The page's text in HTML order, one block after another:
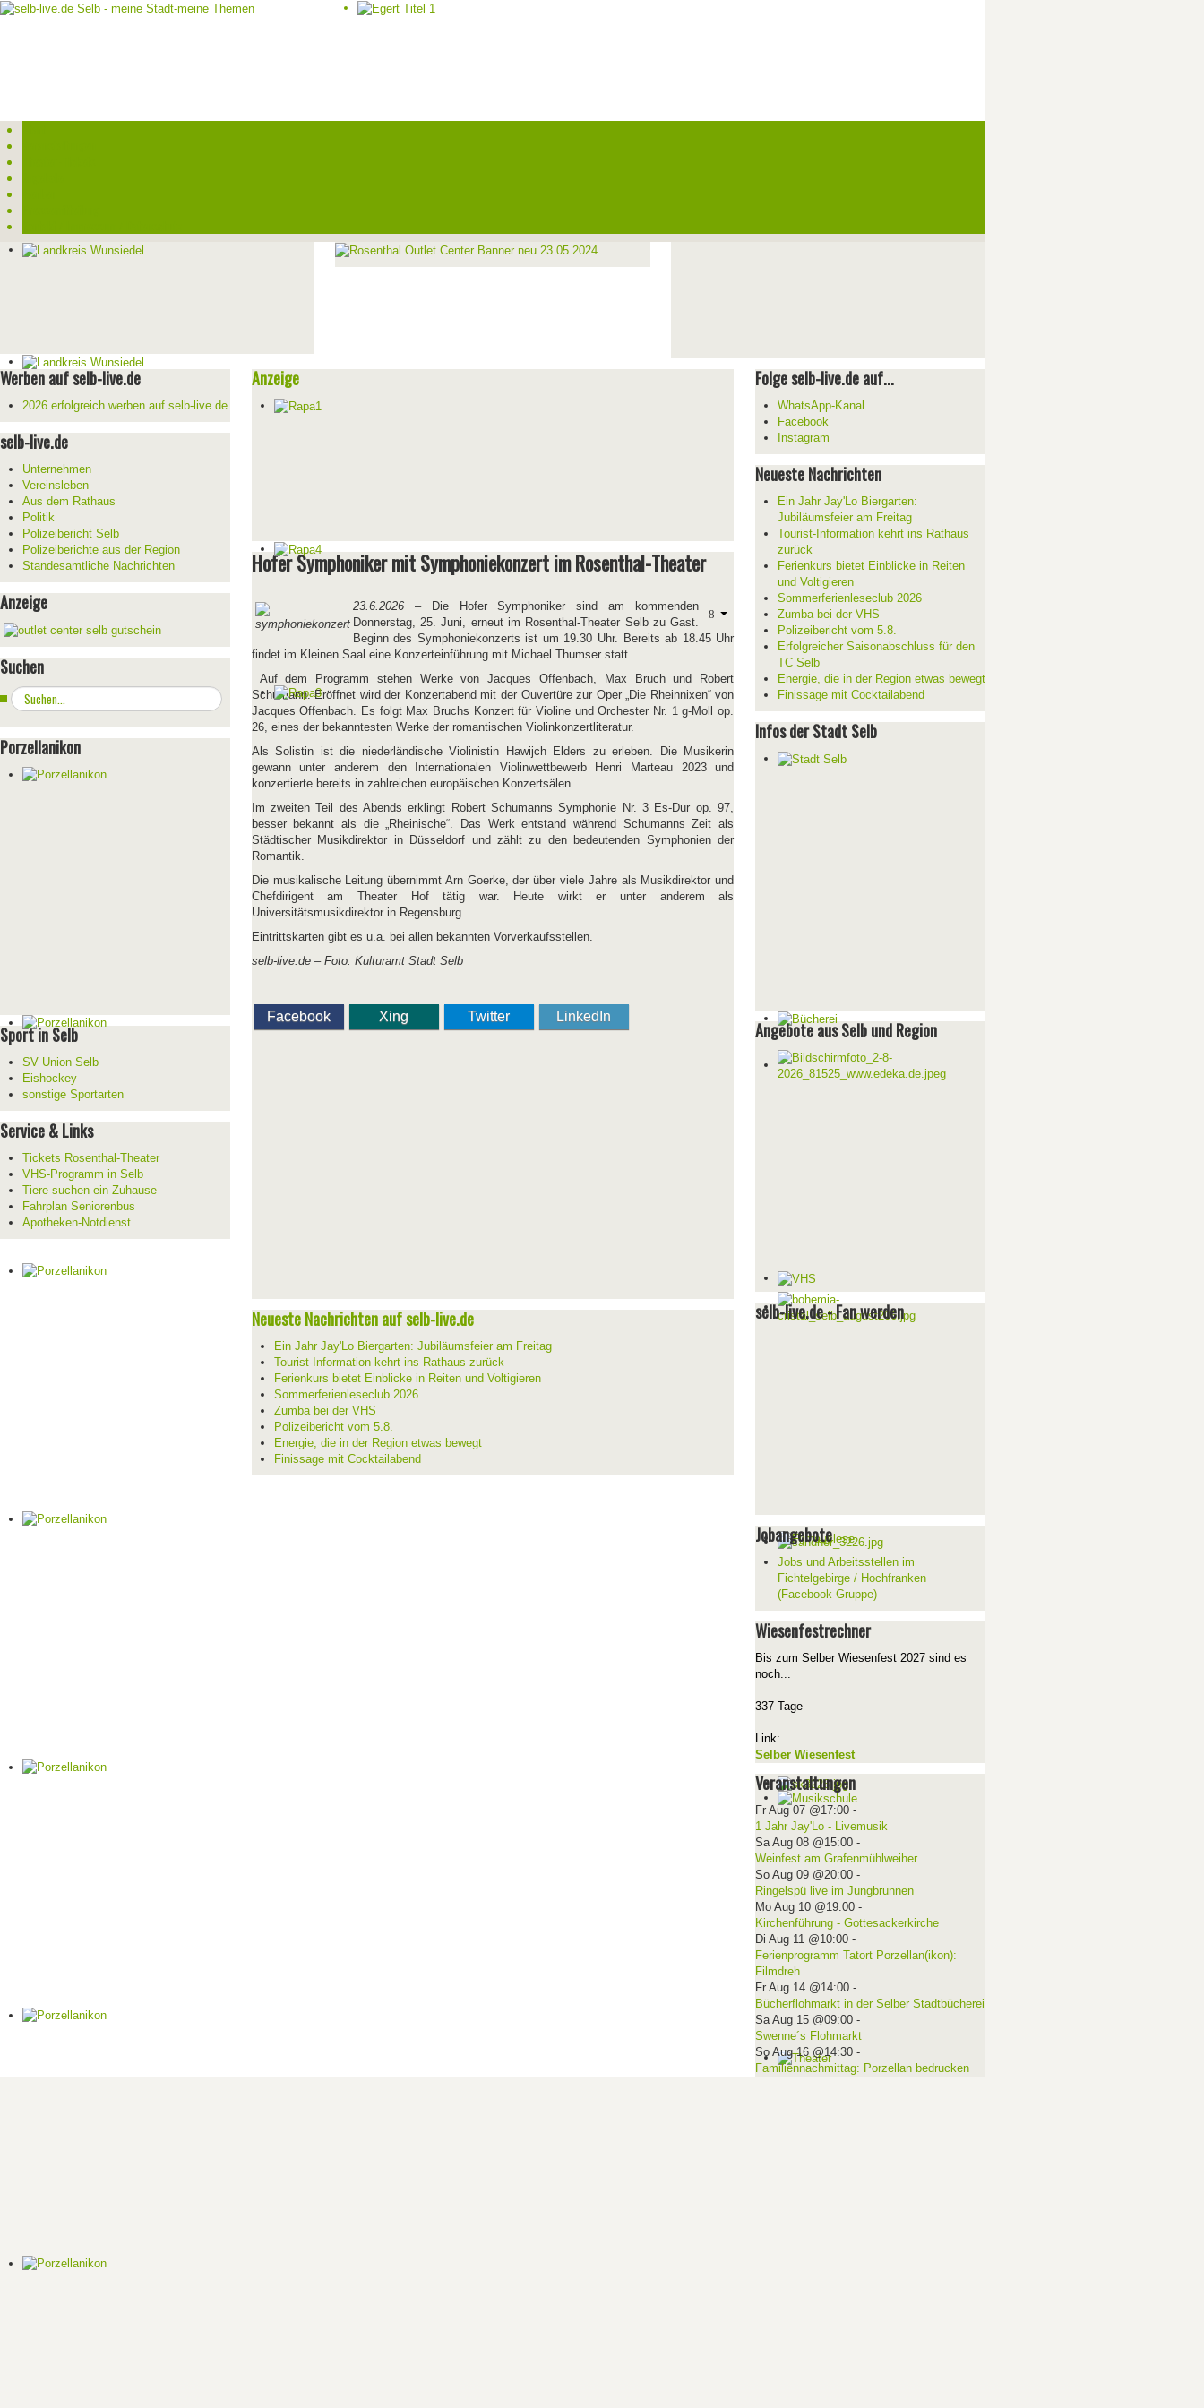
Werben auf selb-live.de
2026 erfolgreich werben auf selb-live.de
selb-live.de
Unternehmen
Vereinsleben
Aus dem Rathaus
Politik
Polizeibericht Selb
Polizeiberichte aus der Region
Standesamtliche Nachrichten
Anzeige
Suchen
Suchen
...
Porzellanikon
Sport in Selb
SV Union Selb
Eishockey
sonstige Sportarten
Service & Links
Tickets Rosenthal-Theater
VHS-Programm in Selb
Tiere suchen ein Zuhause
Fahrplan Seniorenbus
Apotheken-Notdienst
Anzeige
Hofer Symphoniker mit Symphoniekonzert im Rosenthal-Theater
23.6.2026– Die Hofer Symphoniker sind am kommenden
Donnerstag, 25. Juni, erneut im Rosenthal-Theater Selb zu Gast.
Beginn des Symphoniekonzerts ist um 19.30 Uhr. Bereits ab 18.45 Uhr
findet im Kleinen Saal eine Konzerteinführung mit Michael Thumser statt.
Auf dem Programm stehen Werke von Jacques Offenbach, Max Bruch und Robert
Schumann. Eröffnet wird der Konzertabend mit der Ouvertüre zur Oper „Die Rheinnixen“ von
Jacques Offenbach. Es folgt Max Bruchs Konzert für Violine und Orchester Nr. 1 g-Moll op.
26, eines der bekanntesten Werke der romantischen Violinkonzertliteratur.
Als Solistin ist die niederländische Violinistin Hawijch Elders zu erleben. Die Musikerin
gewann unter anderem den Internationalen Violinwettbewerb Henri Marteau 2023 und
konzertierte bereits in zahlreichen europäischen Konzertsälen.
Im zweiten Teil des Abends erklingt Robert Schumanns Symphonie Nr. 3 Es-Dur op. 97,
besser bekannt als die „Rheinische“. Das Werk entstand während Schumanns Zeit als
Städtischer Musikdirektor in Düsseldorf und zählt zu den bedeutenden Symphonien der
Romantik.
Die musikalische Leitung übernimmt Arn Goerke, der über viele Jahre als Musikdirektor und
Chefdirigent am Theater Hof tätig war. Heute wirkt er unter anderem als
Universitätsmusikdirektor in Regensburg.
Eintrittskarten gibt es u.a. bei allen bekannten Vorverkaufsstellen.
selb-live.de – Foto: Kulturamt Stadt Selb
Facebook Xing Twitter LinkedIn
Neueste Nachrichten auf selb-live.de
Ein Jahr Jay'Lo Biergarten: Jubiläumsfeier am Freitag
Tourist-Information kehrt ins Rathaus zurück
Ferienkurs bietet Einblicke in Reiten und Voltigieren
Sommerferienleseclub 2026
Zumba bei der VHS
Polizeibericht vom 5.8.
Energie, die in der Region etwas bewegt
Finissage mit Cocktailabend
Folge selb-live.de auf...
WhatsApp-Kanal
Facebook
Instagram
Neueste Nachrichten
Ein Jahr Jay'Lo Biergarten:
Jubiläumsfeier am Freitag
Tourist-Information kehrt ins Rathaus
zurück
Ferienkurs bietet Einblicke in Reiten
und Voltigieren
Sommerferienleseclub 2026
Zumba bei der VHS
Polizeibericht vom 5.8.
Erfolgreicher Saisonabschluss für den
TC Selb
Energie, die in der Region etwas bewegt
Finissage mit Cocktailabend
Infos der Stadt Selb
Angebote aus Selb und Region
selb-live.de - Fan werden
Jobangebote
Jobs und Arbeitsstellen im
Fichtelgebirge / Hochfranken
(Facebook-Gruppe)
Wiesenfestrechner
Bis zum Selber Wiesenfest 2027 sind es
noch...
337 Tage
Link:
Selber Wiesenfest
Veranstaltungen
Fr Aug 07 @17:00-
1 Jahr Jay'Lo - Livemusik
Sa Aug 08 @15:00-
Weinfest am Grafenmühlweiher
So Aug 09 @20:00-
Ringelspü live im Jungbrunnen
Mo Aug 10 @19:00-
Kirchenführung - Gottesackerkirche
Di Aug 11 @10:00-
Ferienprogramm Tatort Porzellan(ikon):
Filmdreh
Fr Aug 14 @14:00-
Bücherflohmarkt in der Selber Stadtbücherei
Sa Aug 15 @09:00-
Swenne´s Flohmarkt
So Aug 16 @14:30-
Familiennachmittag: Porzellan bedrucken